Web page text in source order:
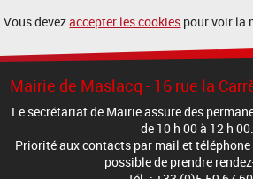
Vous devezaccepter les cookies pour voir la
Mairie de Maslacq - 16 rue la
Le secrétariat de Mairie assure des
de 10 h 00 à 12 h 00.
Priorité aux contacts par mail et téléphone
possible de prendre